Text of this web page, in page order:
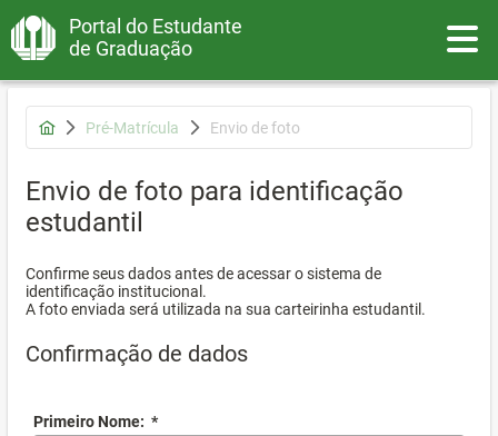
Portal do Estudante
de Graduação
Pré-Matrícula Envio de foto
Envio de foto para identificação
estudantil
Confirme seus dados antes de acessar o sistema de
identificação institucional.
A foto enviada será utilizada na sua carteirinha estudantil.
Confirmação de dados
Primeiro Nome: *